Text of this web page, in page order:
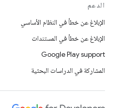
الدعم
الإبلاغ عن خطأ في النظام الأساسي
الإبلاغ عن خطأ في المستندات
Google Play support
المشاركة في الدراسات البحثية